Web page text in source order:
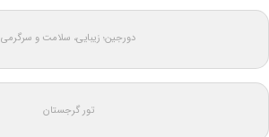
دورجین؛ زیبایی، سلامت و سرگرمی
تور گرجستان